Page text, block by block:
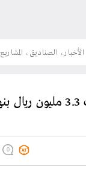
خسائر بحر العرب 3.3
0